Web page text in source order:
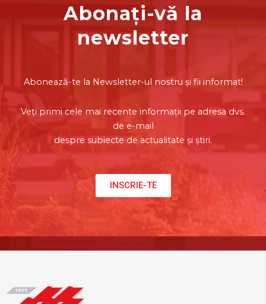
Abonați-vă la
newsletter
Abonează-te la Newsletter-ul nostru și fii informat!
Veți primi cele mai recente informații pe adresa dvs.
de e-mail
despre subiecte de actualitate și știri.
INSCRIE-TE